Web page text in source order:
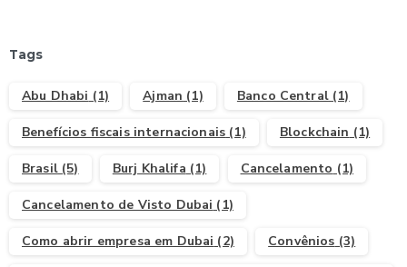
Tags
Abu Dhabi (1) Ajman (1) Banco Central(1)
Benefícios fiscais internacionais (1) Blockchain (1)
Brasil(5) Burj Khalifa (1) Cancelamento (1)
Cancelamento de Visto Dubai (1)
Como abrir empresa em Dubai (2) Convênios (3)